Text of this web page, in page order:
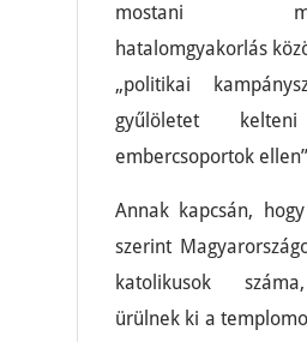
mostani
hatalomgyakorlás
„politikai
gyűlöletet
embercsoportok
Annak kapcsán,
szerint
katolikusok
ürülnek ki a